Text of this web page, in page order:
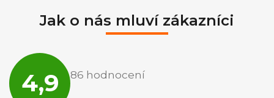
Jak o nás mluví zákazníci
4,9
obchodu
je
86 hodnocení